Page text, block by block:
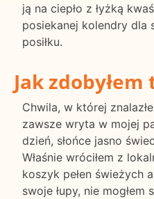
ją na ciepło z łyżką
posiekanej kolendry dla
posiłku.
Jak
Chwila, w której
zawsze wryta w mojej
dzień, słońce jasno
Właśnie wróciłem z
koszyk pełen świeżych
swoje łupy, nie